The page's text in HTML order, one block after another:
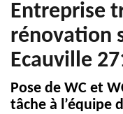
Entreprise
rénovation
Ecauville
Pose de WC et
tâche à l’équipe